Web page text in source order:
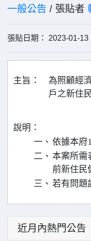
一般公告 / 張貼者
張貼日期： 2023-01-
主旨：
為照顧經
戶之新住
說明：
一、 依據本府
二、 本案所需
前新住民
三、 若有問題
近月內熱門公告